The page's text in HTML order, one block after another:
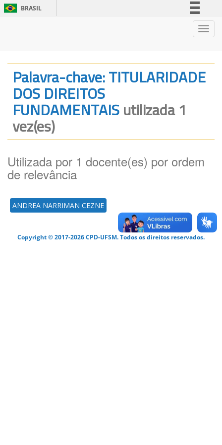
BRASIL
Legislação
Palavra-chave: TITULARIDADE
DOS DIREITOS
FUNDAMENTAISutilizada 1
vez(es)
Utilizada por 1 docente(es) por ordem
de relevância
ANDREA NARRIMAN CEZNE
Copyright © 2017-2026 CPD-UFSM. Todos os direitos reservados.